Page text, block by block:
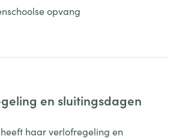
opvang
en sluitingsdagen
haar verlofregeling en